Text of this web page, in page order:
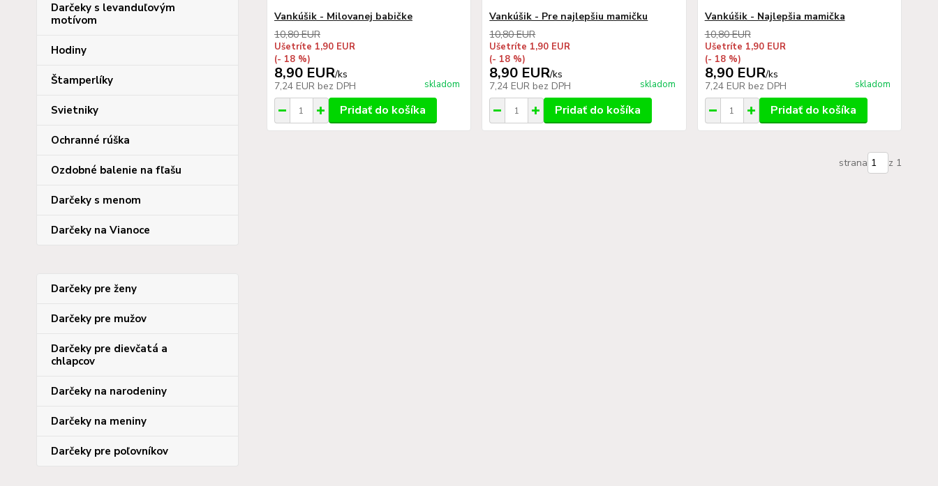
Darčeky s levanduľovým
motívom
Hodiny
Štamperlíky
Svietniky
Ochranné rúška
Ozdobné balenie na fľašu
Darčeky s menom
Darčeky na Vianoce
Darčeky pre ženy
Darčeky pre mužov
Darčeky pre dievčatá a
chlapcov
Darčeky na narodeniny
Darčeky na meniny
Darčeky pre poľovníkov
Vankúšik - Milovanej babičke
10,80 EUR
Ušetríte 1,90 EUR
(- 18 %)
8,90 EUR/ks
7,24 EUR bez DPH skladom
Pridať do košíka
Vankúšik - Pre najlepšiu mamičku
10,80 EUR
Ušetríte 1,90 EUR
(- 18 %)
8,90 EUR/ks
7,24 EUR bez DPH skladom
Pridať do košíka
Vankúšik - Najlepšia mamička
10,80 EUR
Ušetríte 1,90 EUR
(- 18 %)
8,90 EUR/ks
7,24 EUR bez DPH skladom
Pridať do košíka
strana z 1